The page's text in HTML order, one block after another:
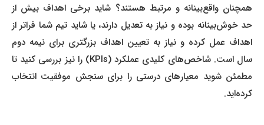
همچنان واقع‌بینانه و مرتبط هستند؟ شاید برخی اهداف بیش از
حد خوش‌بینانه بوده و نیاز به تعدیل دارند، یا شاید تیم شما فراتر از
اهداف عمل کرده و نیاز به تعیین اهداف بزرگتری برای نیمه دوم
سال است. شاخص‌های کلیدی عملکرد (KPIs) را نیز بررسی کنید تا
مطمئن شوید معیارهای درستی را برای سنجش موفقیت انتخاب
کرده‌اید.